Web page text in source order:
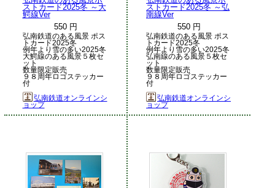
ストカード2025冬 ～大
鰐線Ver
550 円
弘南鉄道のある風景 ポス
トカード2025冬
例年より雪の多い2025冬
大鰐線のある風景５枚セ
ット
数量限定販売
９８周年ロゴステッカー
付
弘南鉄道オンラインシ
ョップ
ストカード2025冬 ～弘
南線Ver
550 円
弘南鉄道のある風景 ポス
トカード2025冬
例年より雪の多い2025冬
弘南線のある風景５枚セ
ット
数量限定販売
９８周年ロゴステッカー
付
弘南鉄道オンラインシ
ョップ